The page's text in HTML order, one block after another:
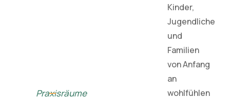
Praxisräume
Kinder,
Jugendliche
und
Familien
von Anfang
an
wohlfühlen